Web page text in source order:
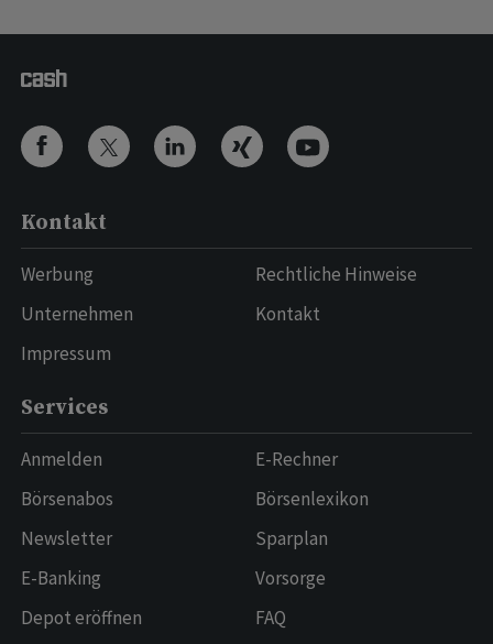
Kontakt
Werbung
Unternehmen
Impressum
Rechtliche Hinweise
Kontakt
Services
Anmelden
Börsenabos
Newsletter
E-Banking
Depot eröffnen
E-Rechner
Börsenlexikon
Sparplan
Vorsorge
FAQ